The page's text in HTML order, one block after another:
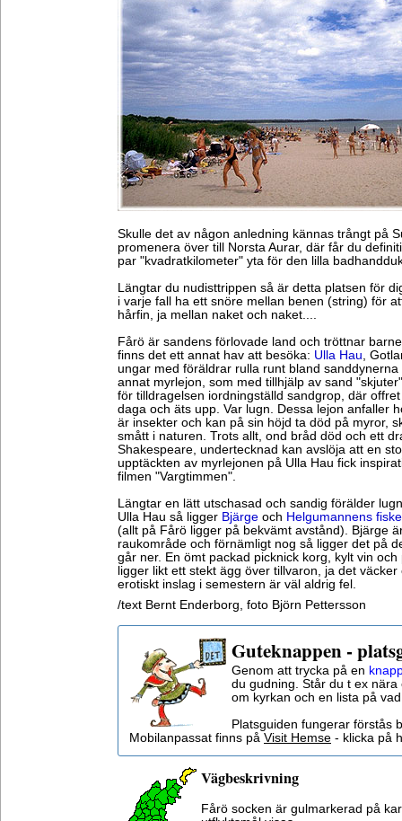
Skulle det av någon anledning kännas trångt på
promenera över till Norsta Aurar, där får du
par "kvadratkilometer" yta för den lilla
Längtar du nudisttrippen så är detta platsen för
i varje fall ha ett snöre mellan benen (string) för
hårfin, ja mellan naket och naket....
Fårö är sandens förlovade land och tröttnar
finns det ett annat hav att besöka: Ulla Hau,
ungar med föräldrar rulla runt bland
annat myrlejon, som med tillhjälp av sand
för tilldragelsen iordningställd sandgrop, där
daga och äts upp. Var lugn. Dessa lejon anfaller
är insekter och kan på sin höjd ta död på myror,
smått i naturen. Trots allt, ond bråd död och ett
Shakespeare, undertecknad kan avslöja att en
upptäckten av myrlejonen på Ulla Hau fick
filmen "Vargtimmen".
Längtar en lätt utschasad och sandig förälder
Ulla Hau så ligger Bjärge och Helgumannens
(allt på Fårö ligger på bekvämt avstånd). Bjärge
raukområde och förnämligt nog så ligger det på
går ner. En ömt packad picknick korg, kylt vin
ligger likt ett stekt ägg över tillvaron, ja det
erotiskt inslag i semestern är väl aldrig fel.
/text Bernt Enderborg, foto Björn Pettersson
Guteknappen -
Genom att trycka på en
du gudning. Står du t ex
om kyrkan och en lista på
Platsguiden fungerar förstås
Mobilanpassat finns på Visit Hemse - klicka på
Vägbeskrivning
Fårö socken är gulmarkerad på